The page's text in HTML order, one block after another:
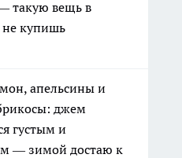
такую вещь в
не купишь
апельсины и
джем
густым и
— зимой достаю к